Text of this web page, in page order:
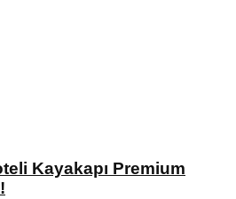
Kayakapı Premium